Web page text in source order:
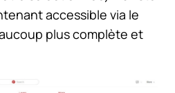
accessible via le
plus complète et